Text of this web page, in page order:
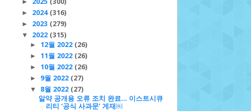
► 2024 (316)
► 2023 (279)
▼ 2022 (315)
► 12월 2022 (26)
► 11월 2022 (26)
► 10월 2022 (26)
► 9월 2022 (27)
▼ 8월 2022 (27)
알약 공개용 오류 조치 완료... 이스트시큐
리티 ‘공식 사과문’ 게재￼